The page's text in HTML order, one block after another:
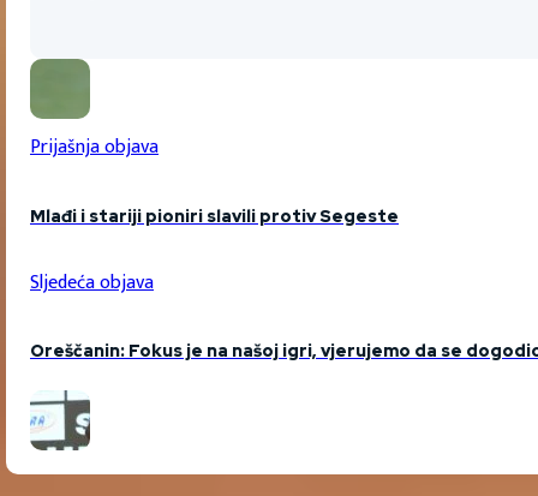
Prijašnja objava
Mlađi i stariji pioniri slavili protiv Segeste
Sljedeća objava
Oreščanin: Fokus je na našoj igri, vjerujemo da se dogodio